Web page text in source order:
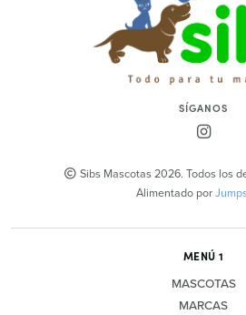
SÍGANOS
Sibs Mascotas 2026. Todos los
Alimentado por
MENÚ 1
MASCOTAS
MARCAS